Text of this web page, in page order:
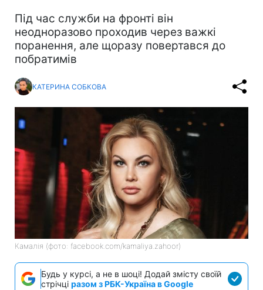
Під час служби на фронті він
неодноразово проходив через важкі
поранення, але щоразу повертався до
побратимів
КАТЕРИНА СОБКОВА
Камалія (фото: facebook.com/kamaliya.zahoor)
Будь у курсі, а не в шоці! Додай змісту своїй
стрічці разом з РБК-Україна в Google